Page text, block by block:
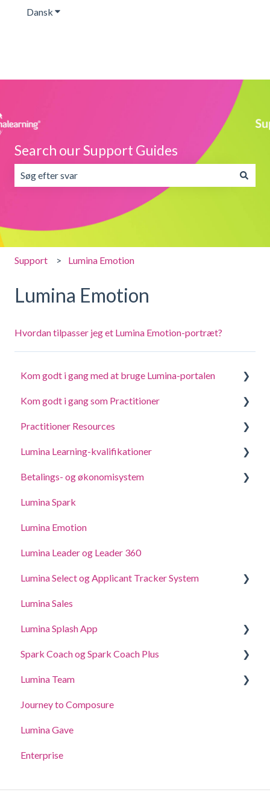
Dansk Vis undermenu for oversættelser
Search our Support Guides
Der er ingen forslag, da søgefeltet er tomt.
Support Lumina Emotion
Lumina Emotion
Hvordan tilpasser jeg et Lumina Emotion-portræt?
Kom godt i gang med at bruge Lumina-portalen
Besvar et spørgeskema eller udfør en opgave
Log ind på din konto
Dine portrætter
Opdatere kontoindstillinger
Kom godt i gang som Practitioner
Opret et projekt, inviter deltagere og få adgang til
Practitioner Resources
Coaching- og workshopvejledninger
Lumina Learning-kvalifikationer
Online læringsportal (LLXP)
Betalings- og økonomisystem
Køb og tilføjelse af point
Lumina Spark
Lumina Emotion
Lumina Leader og Leader 360
Lumina Select og Applicant Tracker System
Applicant Tracker System
Lumina Select Explainer
Lumina Sales
Lumina Splash App
For deltagere
For Practitioners
Spark Coach og Spark Coach Plus
Guides and Demos
Spark Coach
Spark Coach Plus
Lumina Team
Opret, se eller rediger et team
Andre Lumina Team funktioner
Journey to Composure
Lumina Gave
Enterprise